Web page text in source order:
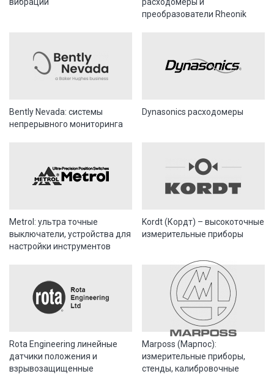
преобразователи Rheonik
Bently Nevada: системы
непрерывного мониторинга
Dynasonics расходомеры
Metrol: ультра точные
выключатели, устройства для
настройки инструментов
Kordt (Кордт) – высокоточные
измерительные приборы
Rota Engineering линейные
датчики положения и
взрывозащищенные
Marposs (Марпос):
измерительные приборы,
стенды, калибровочные